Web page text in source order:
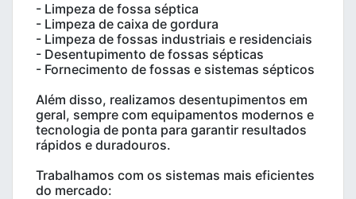
- Limpeza de fossa séptica
- Limpeza de caixa de gordura
- Limpeza de fossas industriais e residenciais
- Desentupimento de fossas sépticas
- Fornecimento de fossas e sistemas sépticos
Além disso, realizamos desentupimentos em
geral, sempre com equipamentos modernos e
tecnologia de ponta para garantir resultados
rápidos e duradouros.
Trabalhamos com os sistemas mais eficientes
do mercado: